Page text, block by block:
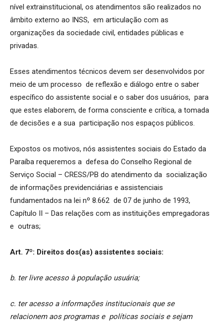
nível extrainstitucional, os atendimentos são realizados no
âmbito externo ao INSS, em articulação com as
organizações da sociedade civil, entidades públicas e
privadas.
Esses atendimentos técnicos devem ser desenvolvidos por
meio de um processo de reflexão e diálogo entre o saber
específico do assistente social e o saber dos usuários, para
que estes elaborem, de forma consciente e crítica, a tomada
de decisões e a sua participação nos espaços públicos.
Expostos os motivos, nós assistentes sociais do Estado da
Paraíba requeremos a defesa do Conselho Regional de
Serviço Social – CRESS/PB do atendimento da socialização
de informações previdenciárias e assistenciais
fundamentados na lei nº 8.662 de 07 de junho de 1993,
Capítulo II – Das relações com as instituições empregadoras
e outras;
Art. 7º: Direitos dos(as) assistentes sociais:
b. ter livre acesso à população usuária;
c. ter acesso a informações institucionais que se
relacionem aos programas e políticas sociais e sejam